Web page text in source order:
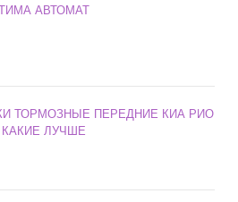
АВТОМАТ
ТОРМОЗНЫЕ ПЕРЕДНИЕ КИА РИО
ЛУЧШЕ